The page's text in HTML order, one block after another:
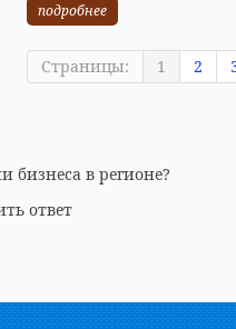
подробнее
Страницы: 1 2
бизнеса в регионе?
ответ